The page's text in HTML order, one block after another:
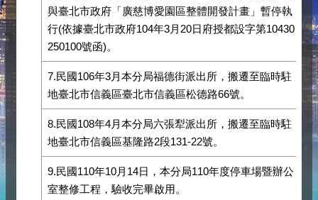
與臺北市政府「廣慈博愛園區整體開發計畫」暫停執
行(依據臺北市政府104年3月20日府授都設字第10430
250100號函)。
7.民國106年3月本分局福德街派出所，搬遷至臨時駐
地臺北市信義區臺北市信義區松德路66號。
8.民國108年4月本分局六張犁派出所，搬遷至臨時駐
地臺北市信義區基隆路2段131-22號。
9.民國110年10月14日，本分局110年度停車場暨辦公
室整修工程，驗收完畢啟用。